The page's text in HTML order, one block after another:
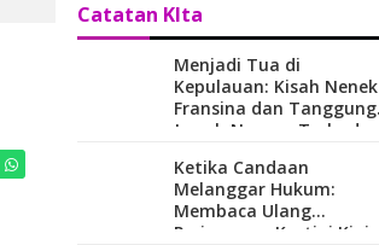
Catatan KIta
Menjadi Tua di
Kepulauan: Kisah Nenek
Fransina dan Tanggung
Jawab Negara Terhadap
Maluku.
Ketika Candaan
Melanggar Hukum:
Membaca Ulang
Perjuangan Kartini Kini